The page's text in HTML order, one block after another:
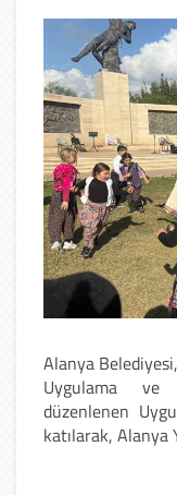
Alanya
Uygulama ve
düzenlenen
katılarak, Alanya